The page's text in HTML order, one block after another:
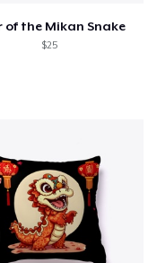
of the Mikan Snake
$25